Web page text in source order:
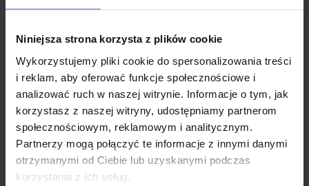
Niniejsza strona korzysta z plików cookie
Wykorzystujemy pliki cookie do spersonalizowania treści
i reklam, aby oferować funkcje społecznościowe i
analizować ruch w naszej witrynie. Informacje o tym, jak
korzystasz z naszej witryny, udostępniamy partnerom
społecznościowym, reklamowym i analitycznym.
Partnerzy mogą połączyć te informacje z innymi danymi
otrzymanymi od Ciebie lub uzyskanymi podczas
korzystania z ich usług.
Dodatkowo, do połowy 2015 roku od strony Al. Jerozolimskich
powstanie 3 kondygnacyjny parking podziemny oferujący 119
miejsc parkingowych.
Powiązane newsy
Ekologiczny Nowy Świat 2.0(13 września 2017)
Nowy Świat 2.0 już gotowy(14 grudnia 2015)
Przebudowa Centrum Bankowo-Finansowego